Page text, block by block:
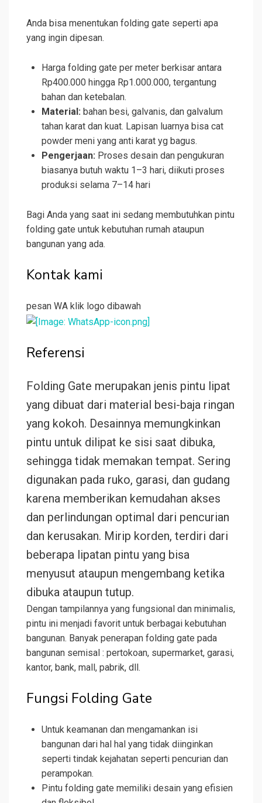
Anda bisa menentukan folding gate seperti apa
yang ingin dipesan.
Harga folding gate per meter berkisar antara
Rp400.000 hingga Rp1.000.000, tergantung
bahan dan ketebalan.
Material: bahan besi, galvanis, dan galvalum
tahan karat dan kuat. Lapisan luarnya bisa cat
powder meni yang anti karat yg bagus.
Pengerjaan: Proses desain dan pengukuran
biasanya butuh waktu 1–3 hari, diikuti proses
produksi selama 7–14 hari
Bagi Anda yang saat ini sedang membutuhkan pintu
folding gate untuk kebutuhan rumah ataupun
bangunan yang ada.
Kontak kami
pesan WA klik logo dibawah
Referensi
Folding Gate merupakan jenis pintu lipat
yang dibuat dari material besi-baja ringan
yang kokoh. Desainnya memungkinkan
pintu untuk dilipat ke sisi saat dibuka,
sehingga tidak memakan tempat. Sering
digunakan pada ruko, garasi, dan gudang
karena memberikan kemudahan akses
dan perlindungan optimal dari pencurian
dan kerusakan. Mirip korden, terdiri dari
beberapa lipatan pintu yang bisa
menyusut ataupun mengembang ketika
dibuka ataupun tutup.
Dengan tampilannya yang fungsional dan minimalis,
pintu ini menjadi favorit untuk berbagai kebutuhan
bangunan. Banyak penerapan folding gate pada
bangunan semisal : pertokoan, supermarket, garasi,
kantor, bank, mall, pabrik, dll.
Fungsi Folding Gate
Untuk keamanan dan mengamankan isi
bangunan dari hal hal yang tidak diinginkan
seperti tindak kejahatan seperti pencurian dan
perampokan.
Pintu folding gate memiliki desain yang efisien